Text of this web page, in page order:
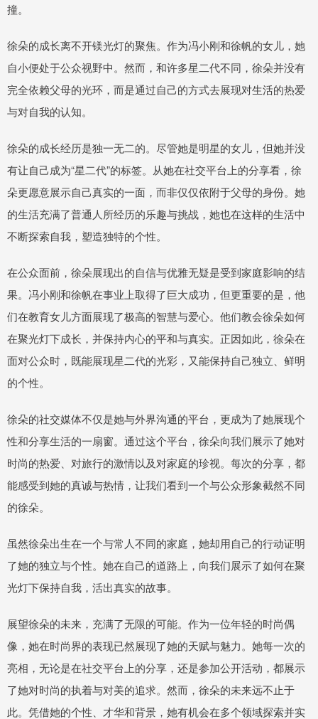
撞。
徐朵的成长离不开镁光灯的聚焦。作为冯小刚和徐帆的女儿，她
自小便处于公众视野中。然而，和许多星二代不同，徐朵并没有
完全依赖父母的光环，而是通过自己的方式去展现对生活的热爱
与对自我的认知。
徐朵的成长经历是独一无二的。尽管她是明星的女儿，但她并没
有让自己成为“星二代”的标签。从她在社交平台上的分享看，徐
朵更愿意展示自己真实的一面，而非仅仅依附于父母的身份。她
的生活充满了普通人所经历的乐趣与挑战，她也在这样的生活中
不断探索自我，塑造独特的个性。
在公众面前，徐朵展现出的自信与优雅无疑是受到家庭影响的结
果。冯小刚和徐帆在事业上取得了巨大成功，但更重要的是，他
们在教育女儿方面展现了极高的智慧与爱心。他们教会徐朵如何
在聚光灯下成长，并保持内心的平和与真实。正因如此，徐朵在
面对公众时，既能展现星二代的光彩，又能保持自己独立、鲜明
的个性。
徐朵的社交媒体不仅是她与外界沟通的平台，更成为了她展现个
性和分享生活的一扇窗。通过这个平台，徐朵向我们展示了她对
时尚的热爱、对旅行的激情以及对家庭的珍视。每次的分享，都
能感受到她的真诚与热情，让我们看到一个与公众形象截然不同
的徐朵。
虽然徐朵出生在一个与常人不同的家庭，她却用自己的行动证明
了她的独立与个性。她在自己的道路上，向我们展示了如何在聚
光灯下保持自我，活出真实的故事。
展望徐朵的未来，充满了无限的可能。作为一位年轻的时尚偶
像，她在时尚界的表现已然展现了她的天赋与魅力。她每一次的
亮相，无论是在社交平台上的分享，还是参加公开活动，都展示
了她对时尚的执着与对美的追求。然而，徐朵的未来远不止于
此。凭借她的个性、才华和背景，她有机会在多个领域探索并实